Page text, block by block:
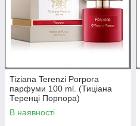
Tiziana Terenzi Porpora
парфуми 100 ml. (Тиціана
Теренці Порпора)
В наявності